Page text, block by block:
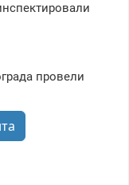
провели